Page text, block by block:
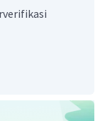
yang dapat
berguna, atau